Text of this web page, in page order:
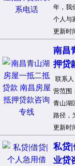
年，我
个人与
更新时
南昌
押贷
联系
营范围
青山湖
路径，
更新时
私贷
业贷